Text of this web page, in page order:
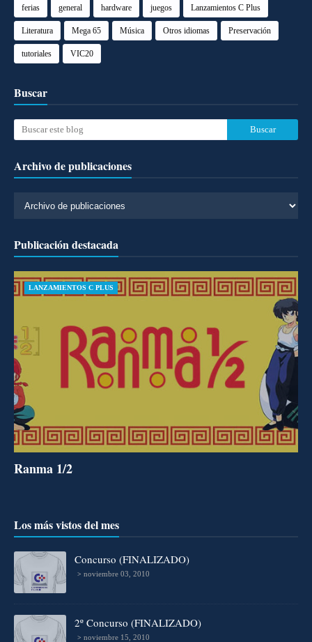
ferias general hardware juegos Lanzamientos C Plus
Literatura Mega 65 Música Otros idiomas Preservación
tutoriales VIC20
Buscar
Archivo de publicaciones
Publicación destacada
LANZAMIENTOS C PLUS
Ranma 1/2
Los más vistos del mes
Concurso (FINALIZADO)
noviembre 03, 2010
2º Concurso (FINALIZADO)
noviembre 15, 2010